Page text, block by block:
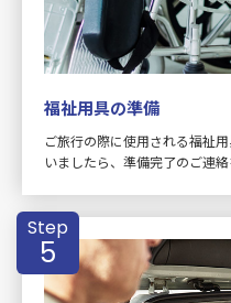
福祉用具の準備
ご旅行の際に使用される福祉
いましたら、準備完了のご連絡
Step
5